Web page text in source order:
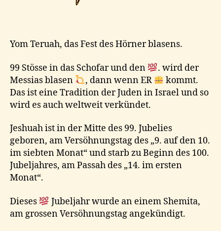
Yom Teruah, das Fest des Hörner blasens.
99 Stösse in das Schofar und den
. wird der
Messias blasen
, dann wenn ER
kommt.
Das ist eine Tradition der Juden in Israel und so
wird es auch weltweit verkündet.
Jeshuah ist in der Mitte des 99. Jubelies
geboren, am Versöhnungstag des „9. auf den 10.
im siebten Monat“ und starb zu Beginn des 100.
Jubeljahres, am Passah des „14. im ersten
Monat“.
Dieses
Jubeljahr wurde an einem Shemita,
am grossen Versöhnungstag angekündigt.